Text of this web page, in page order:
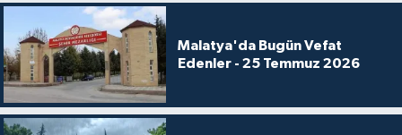
Malatya'da Bugün Vefat
Edenler - 25 Temmuz 2026